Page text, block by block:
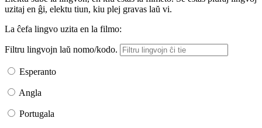
uzitaj en ĝi, elektu tiun, kiu plej gravas laŭ vi.
La ĉefa lingvo uzita en la filmo:
Filtru lingvojn laŭ nomo/kodo.
Esperanto
Angla
Portugala